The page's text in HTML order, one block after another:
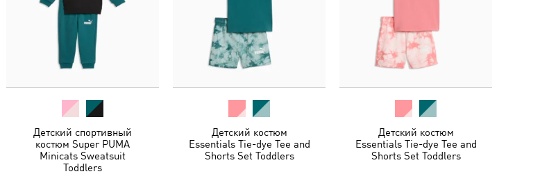
Детский спортивный
костюм Super PUMA
Minicats Sweatsuit
Toddlers
Детский костюм
Essentials Tie-dye Tee and
Shorts Set Toddlers
Детский костюм
Essentials Tie-dye Tee and
Shorts Set Toddlers